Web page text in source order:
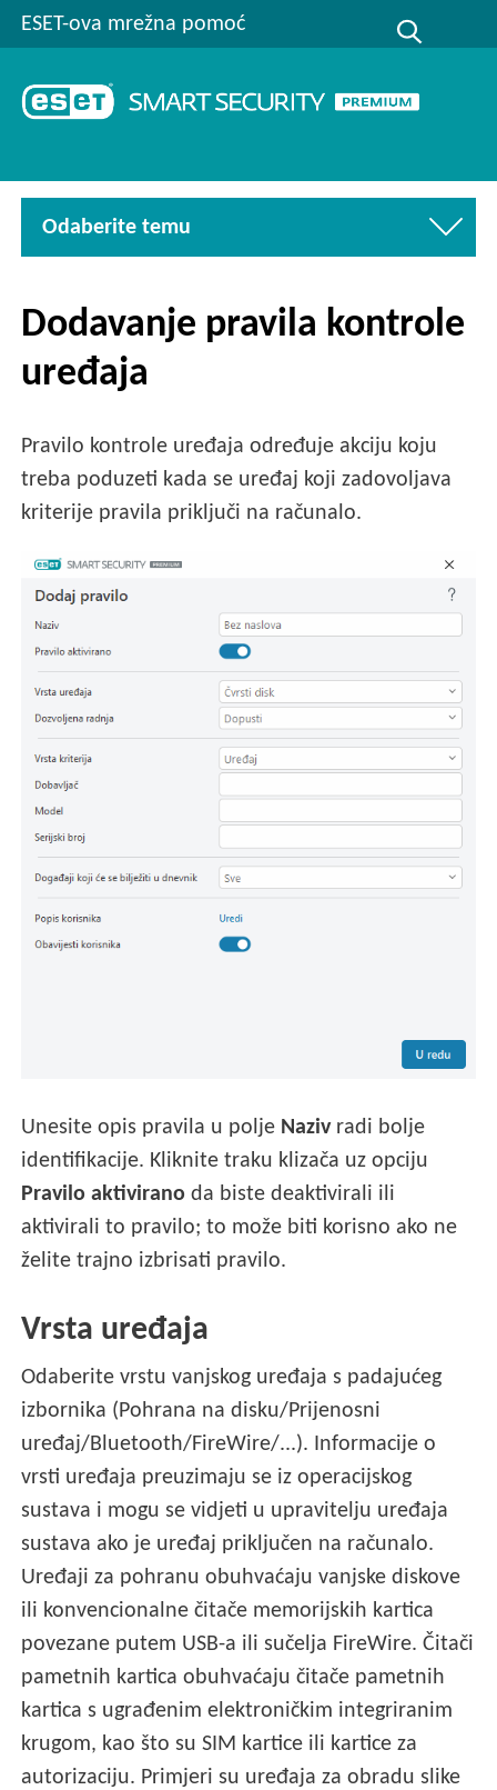
ESET-ova mrežna pomoć
Odaberite temu
Dodavanje pravila kontrole
uređaja
Pravilo kontrole uređaja određuje akciju koju
treba poduzeti kada se uređaj koji zadovoljava
kriterije pravila priključi na računalo.
Unesite opis pravila u polje Nazivradi bolje
identifikacije. Kliknite traku klizača uz opciju
Pravilo aktivirano da biste deaktivirali ili
aktivirali to pravilo; to može biti korisno ako ne
želite trajno izbrisati pravilo.
Vrsta uređaja
Odaberite vrstu vanjskog uređaja s padajućeg
izbornika (Pohrana na disku/Prijenosni
uređaj/Bluetooth/FireWire/...). Informacije o
vrsti uređaja preuzimaju se iz operacijskog
sustava i mogu se vidjeti u upravitelju uređaja
sustava ako je uređaj priključen na računalo.
Uređaji za pohranu obuhvaćaju vanjske diskove
ili konvencionalne čitače memorijskih kartica
povezane putem USB-a ili sučelja FireWire. Čitači
pametnih kartica obuhvaćaju čitače pametnih
kartica s ugrađenim elektroničkim integriranim
krugom, kao što su SIM kartice ili kartice za
autorizaciju. Primjeri su uređaja za obradu slike